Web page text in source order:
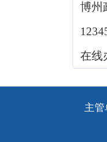
博州
在线
主